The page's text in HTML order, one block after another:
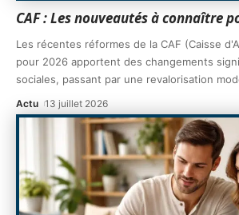
CAF : Les nouveautés à connaître
Les récentes réformes de la CAF (Caisse
pour 2026 apportent des changements
sociales, passant par une revalorisation
Actu 13 juillet 2026